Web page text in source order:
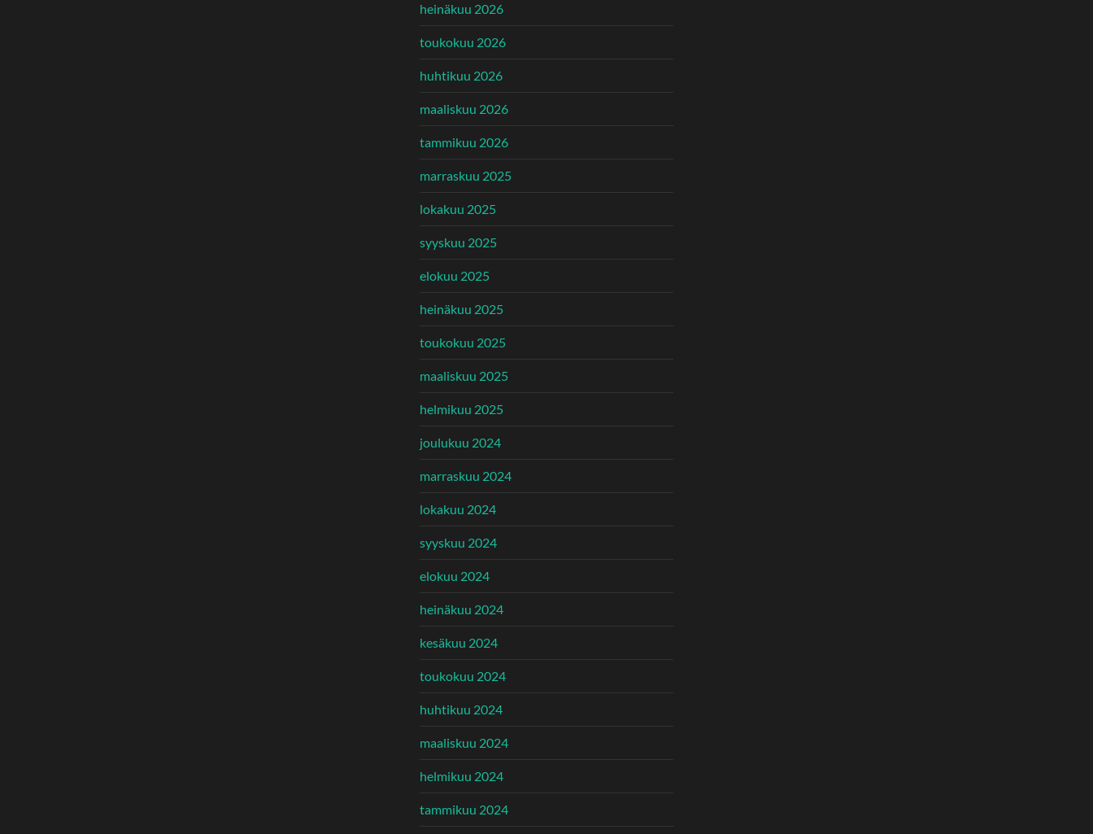
heinäkuu 2026
toukokuu 2026
huhtikuu 2026
maaliskuu 2026
tammikuu 2026
marraskuu 2025
lokakuu 2025
syyskuu 2025
elokuu 2025
heinäkuu 2025
toukokuu 2025
maaliskuu 2025
helmikuu 2025
joulukuu 2024
marraskuu 2024
lokakuu 2024
syyskuu 2024
elokuu 2024
heinäkuu 2024
kesäkuu 2024
toukokuu 2024
huhtikuu 2024
maaliskuu 2024
helmikuu 2024
tammikuu 2024